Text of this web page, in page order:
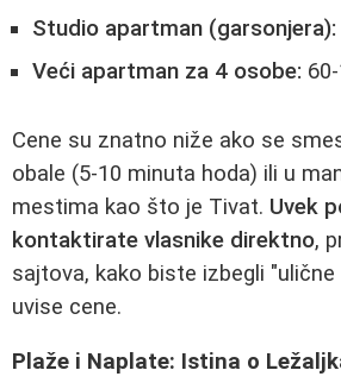
Studio apartman (garsonjera):
Veći apartman za 4 osobe:
Cene su znatno niže ako se
obale (5-10 minuta hoda) ili u
mestima kao što je Tivat. Uvek
kontaktirate vlasnike direktno,
sajtova, kako biste izbegli
uvise cene.
Plaže i Naplate: Istina o